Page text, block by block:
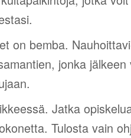
on bemba.
jonka
Jatka
Tulosta vain